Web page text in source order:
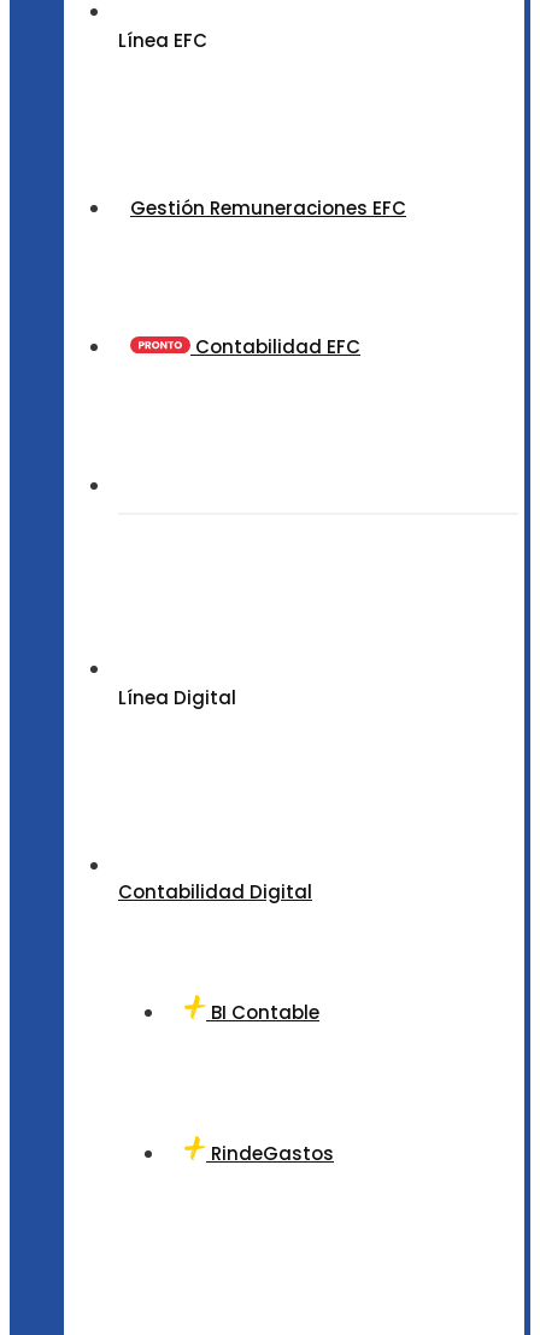
Línea EFC
Gestión Remuneraciones EFC
Contabilidad EFC
Línea Digital
Contabilidad Digital
BI Contable
RindeGastos